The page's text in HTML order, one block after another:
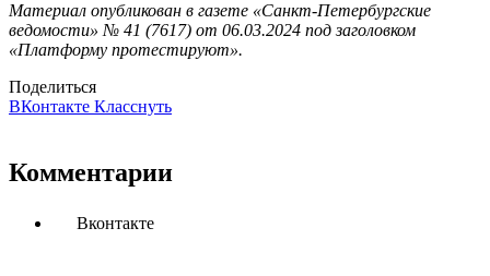
Материал опубликован в газете «Санкт-Петербургские
ведомости» № 41 (7617) от 06.03.2024 под заголовком
«Платформу протестируют».
Поделиться
ВКонтакте Класснуть
Комментарии
Вконтакте